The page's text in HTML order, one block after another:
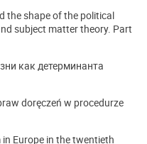
the shape of the political
subject matter theory. Part
как детерминанта
doręczeń w procedurze
Europe in the twentieth